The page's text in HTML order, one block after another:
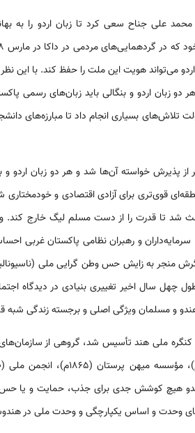
علی جناح سعی کرد تا زبان اردو را به
می‌تواند هویت این ملت را حفظ کند. با این
دو زبان اردو و بنگالی باید زبان‌های رسمی‌
تلاش‌های بسیاری انجام داد تا مبارزه‌های
از پذیرش خواسته آن‌ها شد و هر دو زبان اردو
قوی‌تری برای آزادی اقتصادی و خودمختاری شد. این
سرمایه‌داران و رهبران نظامی‌ پاکستان غربی
منجر به زایش حس وطن گرایی ملی
چهل سال اخیر تغییری بنیادی در دیدگاه
و مسلمان ویژگی اصلی و برجسته زندگی شبه
هیچ کوشش جدی برای جذب، حمایت و یا حس
وحدت و اساس یکپارچگی و وحدت ملی در